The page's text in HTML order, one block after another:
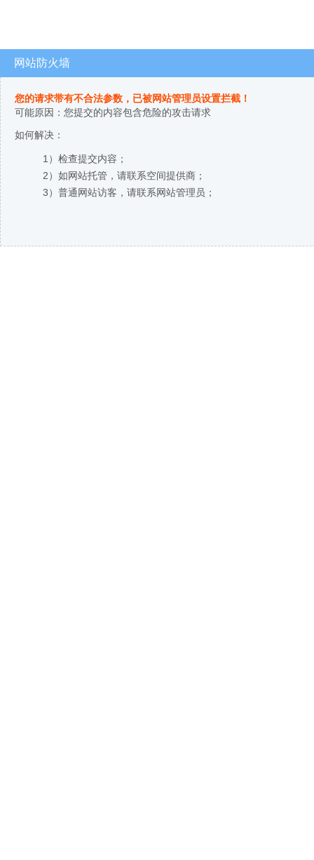
网站防火墙
您的请求带有不合法参数，已被网站管理员设置拦截！
可能原因：您提交的内容包含危险的攻击请求
如何解决：
1）检查提交内容；
2）如网站托管，请联系空间提供商；
3）普通网站访客，请联系网站管理员；